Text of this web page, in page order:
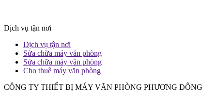
Dịch vụ tận nơi
Dịch vụ tận nơi
Sửa chữa máy văn phòng
Sửa chữa máy văn phòng
Cho thuê máy văn phòng
CÔNG TY THIẾT BỊ MÁY VĂN PHÒNG PHƯƠNG ĐÔNG